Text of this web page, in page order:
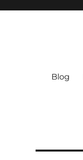
Blog